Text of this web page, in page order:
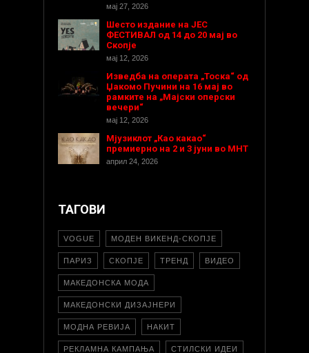
мај 27, 2026
Шесто издание на ЈЕС
ФЕСТИВАЛ од 14 до 20 мај во
Скопје
мај 12, 2026
Изведба на операта „Тоска“ од
Џакомо Пучини на 16 мај во
рамките на „Мајски оперски
вечери“
мај 12, 2026
Мјузиклот „Као какао“
премиерно на 2 и 3 јуни во МНТ
април 24, 2026
ТАГОВИ
VOGUE МОДЕН ВИКЕНД-СКОПЈЕ
ПАРИЗ СКОПЈЕ ТРЕНД ВИДЕО
МАКЕДОНСКА МОДА
МАКЕДОНСКИ ДИЗАЈНЕРИ
МОДНА РЕВИЈА НАКИТ
РЕКЛАМНА КАМПАЊА СТИЛСКИ ИДЕИ